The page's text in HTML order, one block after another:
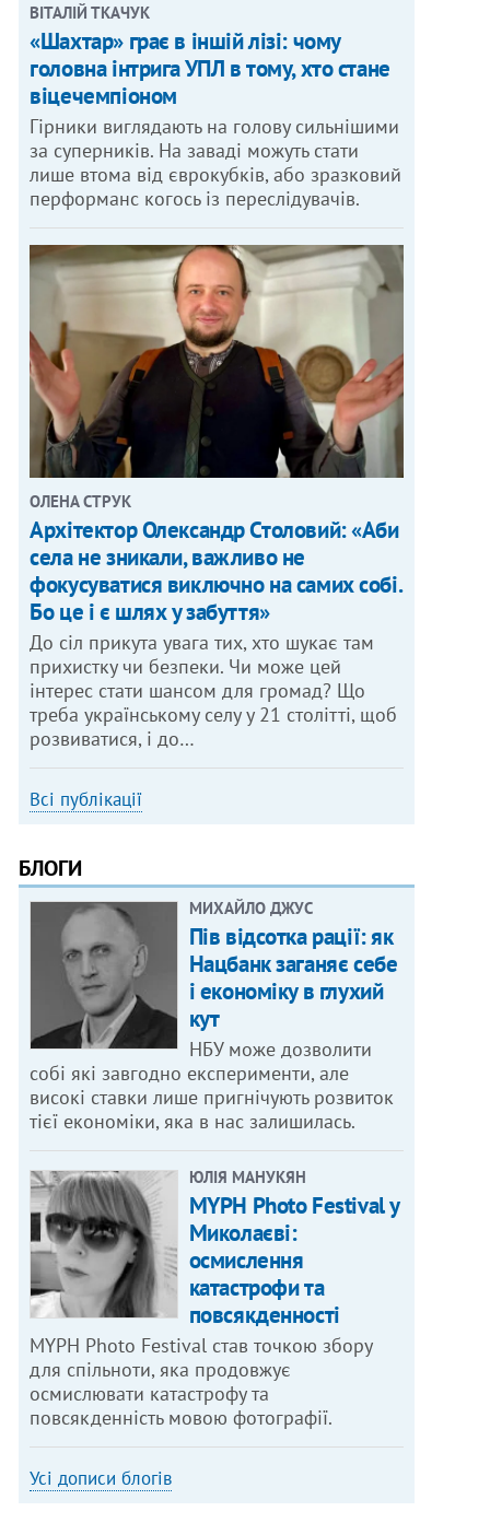
ВІТАЛІЙ ТКАЧУК
«Шахтар» грає в іншій лізі: чому
головна інтрига УПЛ в тому, хто стане
віцечемпіоном
Гірники виглядають на голову сильнішими
за суперників. На заваді можуть стати
лише втома від єврокубків, або зразковий
перформанс когось із переслідувачів.
ОЛЕНА СТРУК
Архітектор Олександр Столовий: «Аби
села не зникали, важливо не
фокусуватися виключно на самих собі.
Бо це і є шлях у забуття»
До сіл прикута увага тих, хто шукає там
прихистку чи безпеки. Чи може цей
інтерес стати шансом для громад? Що
треба українському селу у 21 столітті, щоб
розвиватися, і до…
Всі публікації
БЛОГИ
МИХАЙЛО ДЖУС
Пів відсотка рації: як
Нацбанк заганяє себе
і економіку в глухий
кут
НБУ може дозволити
собі які завгодно експерименти, але
високі ставки лише пригнічують розвиток
тієї економіки, яка в нас залишилась.
ЮЛІЯ МАНУКЯН
MYPH Photo Festival у
Миколаєві:
осмислення
катастрофи та
повсякденності
MYPH Photo Festival став точкою збору
для спільноти, яка продовжує
осмислювати катастрофу та
повсякденність мовою фотографії.
Усі дописи блогів